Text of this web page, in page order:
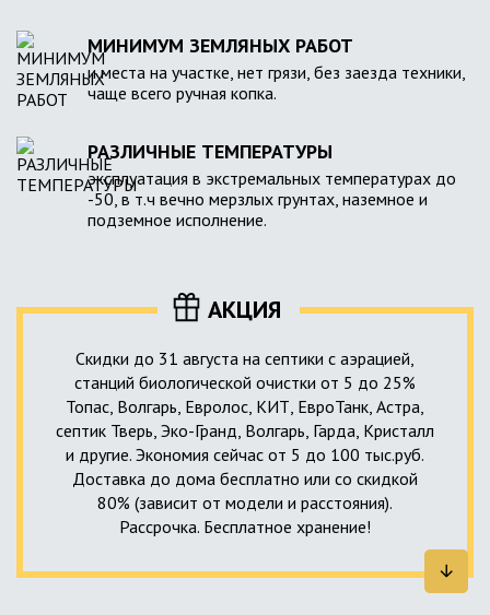
МИНИМУМ ЗЕМЛЯНЫХ РАБОТ
и места на участке, нет грязи, без заезда техники,
чаще всего ручная копка.
РАЗЛИЧНЫЕ ТЕМПЕРАТУРЫ
эксплуатация в экстремальных температурах до
-50, в т.ч вечно мерзлых грунтах, наземное и
подземное исполнение.
АКЦИЯ
Скидки до 31 августа на септики с аэрацией,
станций биологической очистки от 5 до 25%
Топас, Волгарь, Евролос, КИТ, ЕвроТанк, Астра,
септик Тверь, Эко-Гранд, Волгарь, Гарда, Кристалл
и другие. Экономия сейчас от 5 до 100 тыс.руб.
Доставка до дома бесплатно или со скидкой
80% (зависит от модели и расстояния).
Рассрочка. Бесплатное хранение!